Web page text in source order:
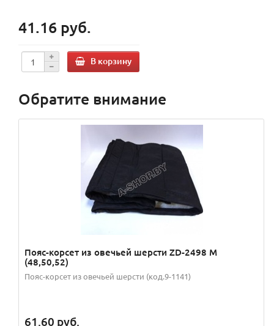
41.16 руб.
В корзину
Обратите внимание
Пояс-корсет из овечьей шерсти ZD-2498 M
(48,50,52)
Пояс-корсет из овечьей шерсти (код.9-1141)
61.60 руб.